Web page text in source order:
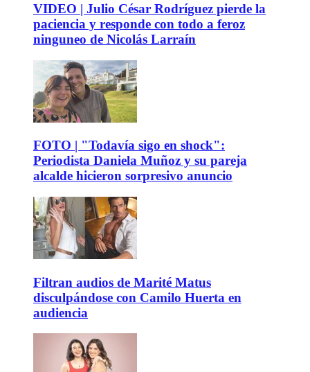
VIDEO | Julio César Rodríguez pierde la
paciencia y responde con todo a feroz
ninguneo de Nicolás Larraín
FOTO | "Todavía sigo en shock":
Periodista Daniela Muñoz y su pareja
alcalde hicieron sorpresivo anuncio
Filtran audios de Marité Matus
disculpándose con Camilo Huerta en
audiencia